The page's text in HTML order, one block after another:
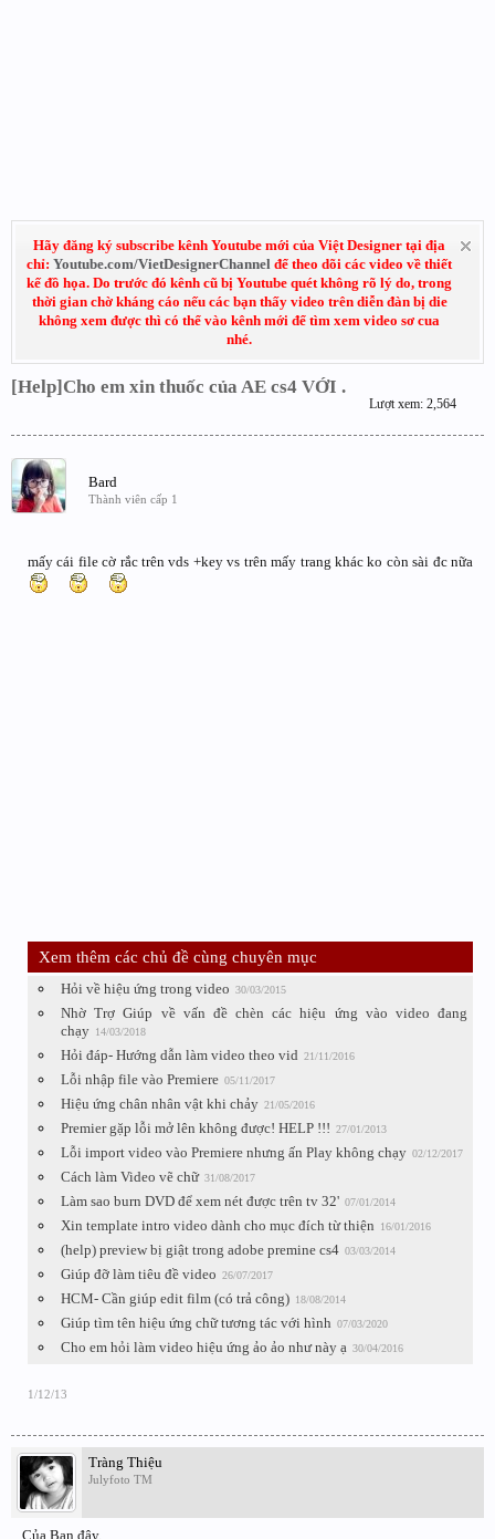
Hãy đăng ký subscribe kênh Youtube mới của Việt Designer tại địa
chỉ: Youtube.com/VietDesignerChannel để theo dõi các video về thiết
kế đồ họa. Do trước đó kênh cũ bị Youtube quét không rõ lý do, trong
thời gian chờ kháng cáo nếu các bạn thấy video trên diễn đàn bị die
không xem được thì có thể vào kênh mới để tìm xem video sơ cua
nhé.
[Help]Cho em xin thuốc của AE cs4 VỚI .
Lượt xem: 2,564
Bard
Thành viên cấp 1
mấy cái file cờ rắc trên vds +key vs trên mấy trang khác ko còn sài đc nữa
Xem thêm các chủ đề cùng chuyên mục
Hỏi về hiệu ứng trong video 30/03/2015
Nhờ Trợ Giúp về vấn đề chèn các hiệu ứng vào video đang
chạy 14/03/2018
Hỏi đáp- Hướng dẫn làm video theo vid 21/11/2016
Lỗi nhập file vào Premiere 05/11/2017
Hiệu ứng chân nhân vật khi chảy 21/05/2016
Premier gặp lỗi mở lên không được! HELP !!! 27/01/2013
Lỗi import video vào Premiere nhưng ấn Play không chạy 02/12/2017
Cách làm Video vẽ chữ 31/08/2017
Làm sao burn DVD để xem nét được trên tv 32' 07/01/2014
Xin template intro video dành cho mục đích từ thiện 16/01/2016
(help) preview bị giật trong adobe premine cs4 03/03/2014
Giúp đỡ làm tiêu đề video 26/07/2017
HCM- Cần giúp edit film (có trả công) 18/08/2014
Giúp tìm tên hiệu ứng chữ tương tác với hình 07/03/2020
Cho em hỏi làm video hiệu ứng ảo ảo như này ạ 30/04/2016
1/12/13
Tràng Thiệu
Julyfoto TM
Của Bạn đây.